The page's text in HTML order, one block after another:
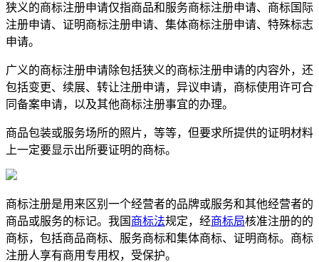
狭义的商标注册申请仅指商品和服务商标注册申请、商标国际
注册申请、证明商标注册申请、集体商标注册申请、特殊标志
申请。
广义的商标注册申请除包括狭义的商标注册申请的内容外，还
包括变更、续展、转让注册申请，异议申请，商标使用许可合
同备案申请，以及其他商标注册事宜的办理。
商品包装或服务场所的照片，等等，但要求所提供的证明材料
上一定要显示出所要证明的商标。
商标注册是用来区别一个经营者的品牌或服务和其他经营者的
商品或服务的标记。我国 商标法规定，经商标局核准注册的的
商标，包括商品商标、服务商标和集体商标、证明商标。商标
注册人享有商用专用权，受保护。